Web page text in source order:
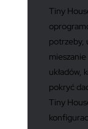
Tiny
potrzeby,
mieszanie
układów,
pokryć
Tiny